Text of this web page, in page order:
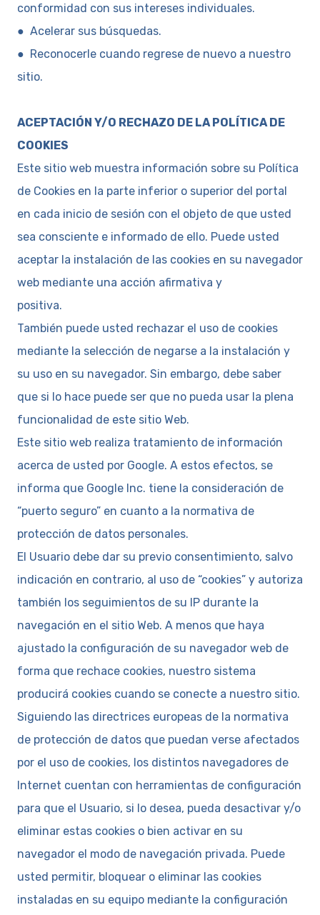
conformidad con sus intereses individuales.
● Acelerar sus búsquedas.
● Reconocerle cuando regrese de nuevo a nuestro
sitio.
ACEPTACIÓN Y/O RECHAZO DE LA POLÍTICA DE
COOKIES
Este sitio web muestra información sobre su Política
de Cookies en la parte inferior o superior del portal
en cada inicio de sesión con el objeto de que usted
sea consciente e informado de ello. Puede usted
aceptar la instalación de las cookies en su navegador
web mediante una acción afirmativa y
positiva.
También puede usted rechazar el uso de cookies
mediante la selección de negarse a la instalación y
su uso en su navegador. Sin embargo, debe saber
que si lo hace puede ser que no pueda usar la plena
funcionalidad de este sitio Web.
Este sitio web realiza tratamiento de información
acerca de usted por Google. A estos efectos, se
informa que Google Inc. tiene la consideración de
“puerto seguro” en cuanto a la normativa de
protección de datos personales.
El Usuario debe dar su previo consentimiento, salvo
indicación en contrario, al uso de “cookies” y autoriza
también los seguimientos de su IP durante la
navegación en el sitio Web. A menos que haya
ajustado la configuración de su navegador web de
forma que rechace cookies, nuestro sistema
producirá cookies cuando se conecte a nuestro sitio.
Siguiendo las directrices europeas de la normativa
de protección de datos que puedan verse afectados
por el uso de cookies, los distintos navegadores de
Internet cuentan con herramientas de configuración
para que el Usuario, si lo desea, pueda desactivar y/o
eliminar estas cookies o bien activar en su
navegador el modo de navegación privada. Puede
usted permitir, bloquear o eliminar las cookies
instaladas en su equipo mediante la configuración